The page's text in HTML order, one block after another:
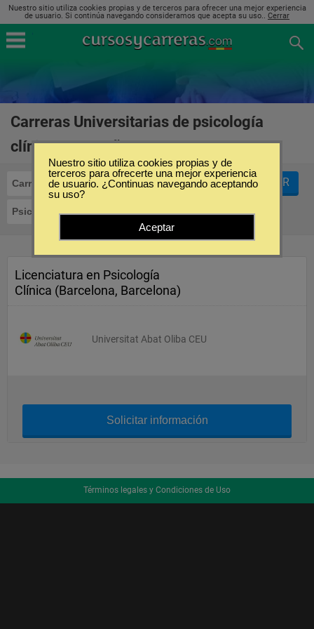
Nuestro sitio utiliza cookies propias y de terceros para ofrecer una mejor experiencia
de usuario. Si continúa navegando consideramos que acepta su uso.. Cerrar
Carreras Universitarias de psicología
clínica en España
Carreras Universitarias
Psicología Clínica
FILTRAR
Licenciatura en Psicología
Clínica (Barcelona, Barcelona)
Universitat Abat Oliba CEU
Solicitar información
Términos legales y Condiciones de Uso
Nuestro sitio utiliza cookies propias y de
terceros para ofrecerte una mejor experiencia
de usuario. ¿Continuas navegando aceptando
su uso?
Aceptar